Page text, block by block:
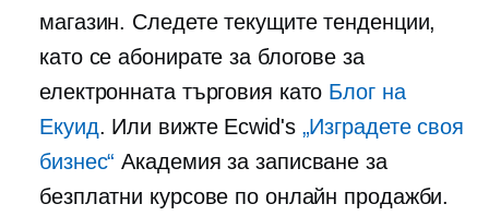
магазин. Следете текущите тенденции,
като се абонирате за блогове за
електронната търговия като Блог на
Екуид. Или вижте Ecwid's „Изградете своя
бизнес“ Академия за записване за
безплатни курсове по онлайн продажби.